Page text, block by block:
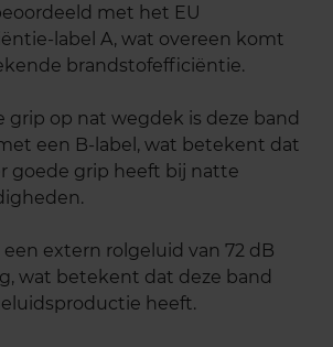
met het EU
label A, wat overeen komt
brandstofefficiëntie.
grip op nat wegdek is deze band
een B-label, wat betekent dat
goede grip heeft bij natte
extern rolgeluid van 72 dB
wat betekent dat deze band
heeft.